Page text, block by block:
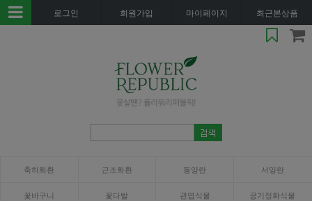
로그인 회원가입 마이페이지 최근본상품
축하화환 근조화환 동양란 서양란
꽃바구니 꽃다발 관엽식물 공기정화식물